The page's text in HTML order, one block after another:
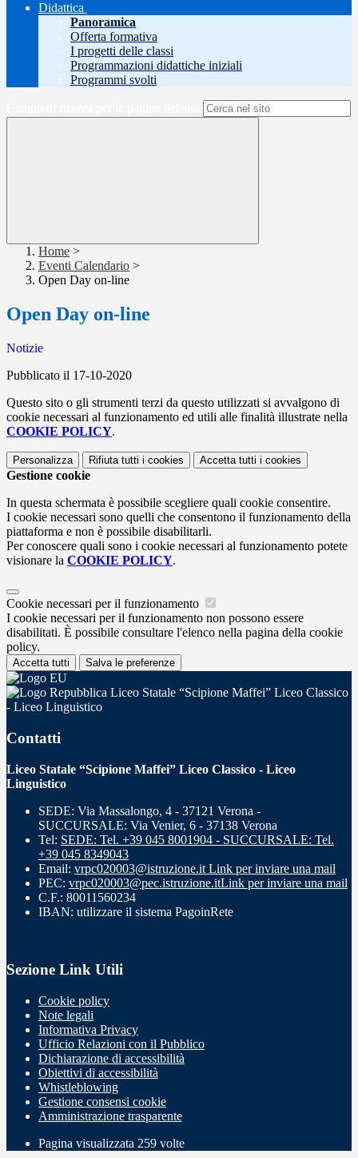
Didattica
Panoramica
Offerta formativa
I progetti delle classi
Programmazioni didattiche iniziali
Programmi svolti
Home >
Eventi Calendario >
Open Day on-line
Open Day on-line
Notizie
Pubblicato il 17-10-2020
Questo sito o gli strumenti terzi da questo utilizzati si avvalgono di
cookie necessari al funzionamento ed utili alle finalità illustrate nella
COOKIE POLICY.
Personalizza Rifiuta tutti i cookies Accetta tutti i cookies
Gestione cookie
In questa schermata è possibile scegliere quali cookie consentire.
I cookie necessari sono quelli che consentono il funzionamento della
piattaforma e non è possibile disabilitarli.
Per conoscere quali sono i cookie necessari al funzionamento potete
visionare la COOKIE POLICY.
Cookie necessari per il funzionamento
I cookie necessari per il funzionamento non possono essere
disabilitati. È possibile consultare l'elenco nella pagina della cookie
policy.
Accetta tutti Salva le preferenze
Liceo Statale “Scipione Maffei” Liceo Classico
- Liceo Linguistico
Contatti
Liceo Statale “Scipione Maffei” Liceo Classico - Liceo
Linguistico
SEDE: Via Massalongo, 4 - 37121 Verona -
SUCCURSALE: Via Venier, 6 - 37138 Verona
Tel: SEDE: Tel. +39 045 8001904 - SUCCURSALE: Tel.
+39 045 8349043
Email: vrpc020003@istruzione.it Link per inviare una mail
PEC: vrpc020003@pec.istruzione.itLink per inviare una mail
C.F.: 80011560234
IBAN: utilizzare il sistema PagoinRete
Sezione Link Utili
Cookie policy
Note legali
Informativa Privacy
Ufficio Relazioni con il Pubblico
Dichiarazione di accessibilità
Obiettivi di accessibilità
Whistleblowing
Gestione consensi cookie
Amministrazione trasparente
Pagina visualizzata 259 volte